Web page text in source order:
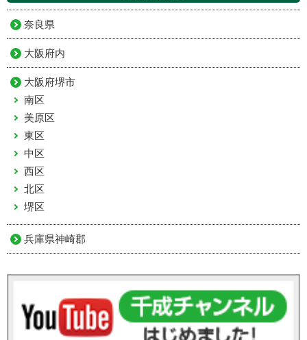
奈良県
大阪府内
大阪府堺市
南区
美原区
東区
中区
西区
北区
堺区
兵庫県神崎郡